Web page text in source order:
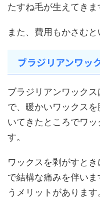
たすね毛が生えてきま
また、費用もかさむ
ブラジリアンワッ
ブラジリアンワック
で、暖かいワックス
いてきたところでワ
す。
ワックスを剥がすと
で結構な痛みを伴い
うメリットがあります